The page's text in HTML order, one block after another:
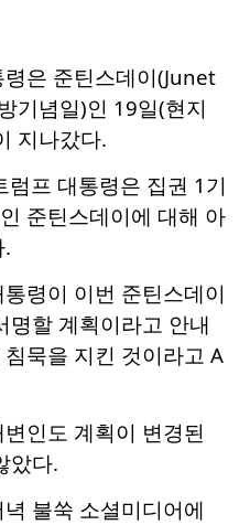
은 준틴스데이(Junet
기념일)인 19일(현지
지나갔다.
프 대통령은 집권 1기
준틴스데이에 대해 아
령이 이번 준틴스데이
명할 계획이라고 안내
묵을 지킨 것이라고 A
인도 계획이 변경된
았다.
불쑥 소셜미디어에